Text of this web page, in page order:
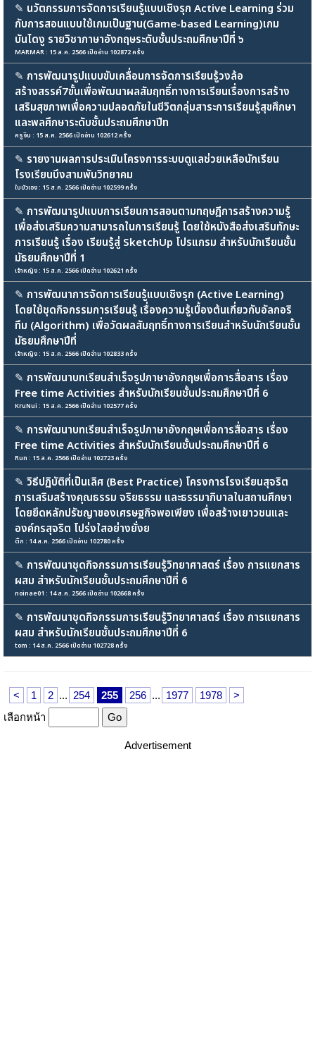
✎ นวัตกรรมการจัดการเรียนรู้แบบเชิงรุก Active Learning ร่วม
กับการสอนแบบใช้เกมเป็นฐาน(Game-based Learning)เกม
บันไดงู รายวิชาภาษาอังกฤษระดับชั้นประถมศึกษาปีที่ ๖
MARMAR : 15 ส.ค. 2566 เปิดอ่าน 102872 ครั้ง
✎ การพัฒนารูปแบบขับเคลื่อนการจัดการเรียนรู้วงล้อ
สร้างสรรค์7ขั้นเพื่อพัฒนาผลสัมฤทธิ์ทางการเรียนเรื่องการสร้าง
เสริมสุขภาพเพื่อความปลอดภัยในชีวิตกลุ่มสาระการเรียนรู้สุขศึกษา
และพลศึกษาระดับชั้นประถมศึกษาปีท
ครูจิน : 15 ส.ค. 2566 เปิดอ่าน 102612 ครั้ง
✎ รายงานผลการประเมินโครงการระบบดูแลช่วยเหลือนักเรียน
โรงเรียนบึงสามพันวิทยาคม
ใบบัวเอง : 15 ส.ค. 2566 เปิดอ่าน 102599 ครั้ง
✎ การพัฒนารูปแบบการเรียนการสอนตามทฤษฎีการสร้างความรู้
เพื่อส่งเสริมความสามารถในการเรียนรู้ โดยใช้หนังสือส่งเสริมทักษะ
การเรียนรู้ เรื่อง เรียนรู้สู่ SketchUp โปรแกรม สำหรับนักเรียนชั้น
มัธยมศึกษาปีที่ 1
เจ้าหญิง : 15 ส.ค. 2566 เปิดอ่าน 102621 ครั้ง
✎ การพัฒนาการจัดการเรียนรู้แบบเชิงรุก (Active Learning)
โดยใช้ชุดกิจกรรมการเรียนรู้ เรื่องความรู้เบื้องต้นเกี่ยวกับอัลกอริ
ทึม (Algorithm) เพื่อวัดผลสัมฤทธิ์ทางการเรียนสำหรับนักเรียนชั้น
มัธยมศึกษาปีที่
เจ้าหญิง : 15 ส.ค. 2566 เปิดอ่าน 102833 ครั้ง
✎ การพัฒนาบทเรียนสำเร็จรูปภาษาอังกฤษเพื่อการสื่อสาร เรื่อง
Free time Activities สำหรับนักเรียนชั้นประถมศึกษาปีที่ 6
KruNui : 15 ส.ค. 2566 เปิดอ่าน 102577 ครั้ง
✎ การพัฒนาบทเรียนสำเร็จรูปภาษาอังกฤษเพื่อการสื่อสาร เรื่อง
Free time Activities สำหรับนักเรียนชั้นประถมศึกษาปีที่ 6
Run : 15 ส.ค. 2566 เปิดอ่าน 102723 ครั้ง
✎ วิธีปฏิบัติที่เป็นเลิศ (Best Practice) โครงการโรงเรียนสุจริต
การเสริมสร้างคุณธรรม จริยธรรม และธรรมาภิบาลในสถานศึกษา
โดยยึดหลักปรัชญาของเศรษฐกิจพอเพียง เพื่อสร้างเยาวชนและ
องค์กรสุจริต โปร่งใสอย่างยั่งย
ติ๊ก : 14 ส.ค. 2566 เปิดอ่าน 102780 ครั้ง
✎ การพัฒนาชุดกิจกรรมการเรียนรู้วิทยาศาสตร์ เรื่อง การแยกสาร
ผสม สำหรับนักเรียนชั้นประถมศึกษาปีที่ 6
noinae01 : 14 ส.ค. 2566 เปิดอ่าน 102668 ครั้ง
✎ การพัฒนาชุดกิจกรรมการเรียนรู้วิทยาศาสตร์ เรื่อง การแยกสาร
ผสม สำหรับนักเรียนชั้นประถมศึกษาปีที่ 6
tom : 14 ส.ค. 2566 เปิดอ่าน 102728 ครั้ง
< 1 2 ... 254 255 256 ... 1977 1978
>
เลือกหน้า
Advertisement